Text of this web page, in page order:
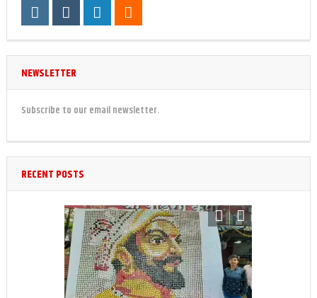
NEWSLETTER
Subscribe to our email newsletter.
RECENT POSTS